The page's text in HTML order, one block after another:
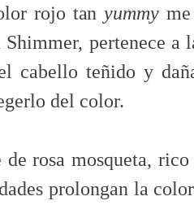
rojo tanyummy
pertenece a
cabello teñido y
del color.
de rosa mosqueta,
prolongan la